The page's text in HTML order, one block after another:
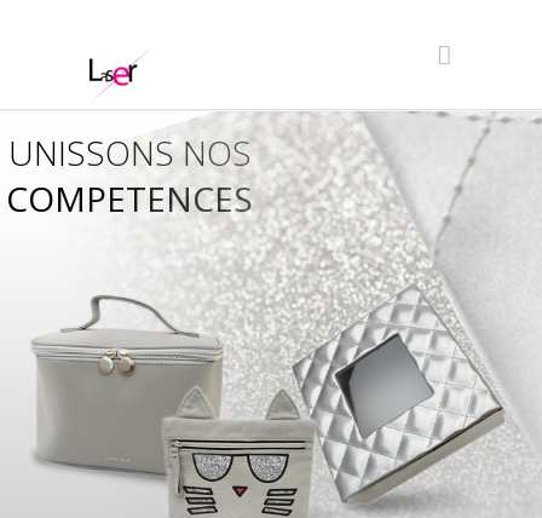
COMPETENCES
UNISSONS NOS